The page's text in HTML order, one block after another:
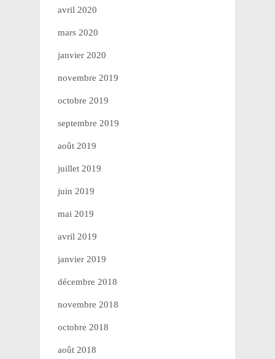
avril 2020
mars 2020
janvier 2020
novembre 2019
octobre 2019
septembre 2019
août 2019
juillet 2019
juin 2019
mai 2019
avril 2019
janvier 2019
décembre 2018
novembre 2018
octobre 2018
août 2018